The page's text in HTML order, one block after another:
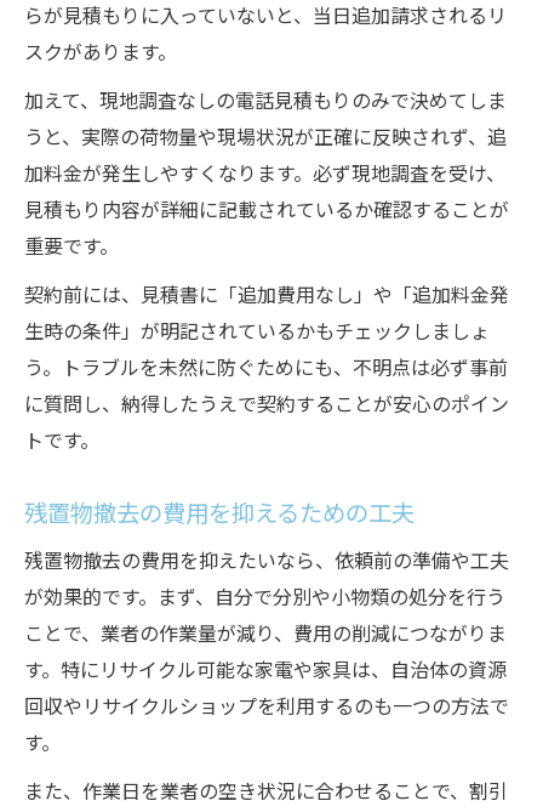
らが見積もりに入っていないと、当日追加請求されるリ
スクがあります。
加えて、現地調査なしの電話見積もりのみで決めてしま
うと、実際の荷物量や現場状況が正確に反映されず、追
加料金が発生しやすくなります。必ず現地調査を受け、
見積もり内容が詳細に記載されているか確認することが
重要です。
契約前には、見積書に「追加費用なし」や「追加料金発
生時の条件」が明記されているかもチェックしましょ
う。トラブルを未然に防ぐためにも、不明点は必ず事前
に質問し、納得したうえで契約することが安心のポイン
トです。
残置物撤去の費用を抑えるための工夫
残置物撤去の費用を抑えたいなら、依頼前の準備や工夫
が効果的です。まず、自分で分別や小物類の処分を行う
ことで、業者の作業量が減り、費用の削減につながりま
す。特にリサイクル可能な家電や家具は、自治体の資源
回収やリサイクルショップを利用するのも一つの方法で
す。
また、作業日を業者の空き状況に合わせることで、割引